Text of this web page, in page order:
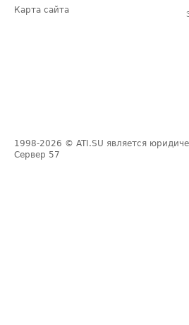
Карта сайта
1998-2026 © ATI.SU является
Сервер 57